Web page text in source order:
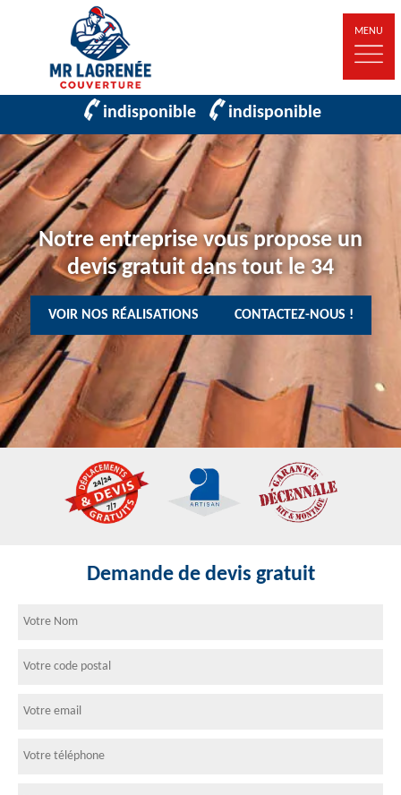
MENU
indisponible indisponible
Notre entreprise vous propose un
devis gratuit dans tout le 34
VOIR NOS RÉALISATIONS CONTACTEZ-NOUS !
Demande de devis gratuit